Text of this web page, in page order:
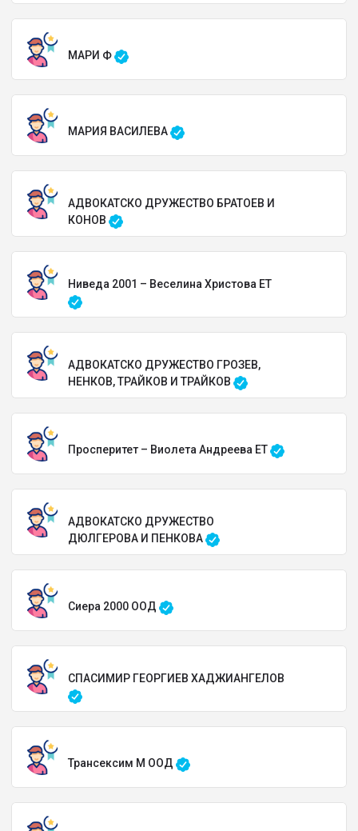
МАРИ Ф
МАРИЯ ВАСИЛЕВА
АДВОКАТСКО ДРУЖЕСТВО БРАТОЕВ И
КОНОВ
Ниведа 2001 – Веселина Христова ЕТ
АДВОКАТСКО ДРУЖЕСТВО ГРОЗЕВ,
НЕНКОВ, ТРАЙКОВ И ТРАЙКОВ
Просперитет – Виолета Андреева ЕТ
АДВОКАТСКО ДРУЖЕСТВО
ДЮЛГЕРОВА И ПЕНКОВА
Сиера 2000 ООД
СПАСИМИР ГЕОРГИЕВ ХАДЖИАНГЕЛОВ
Трансексим М ООД